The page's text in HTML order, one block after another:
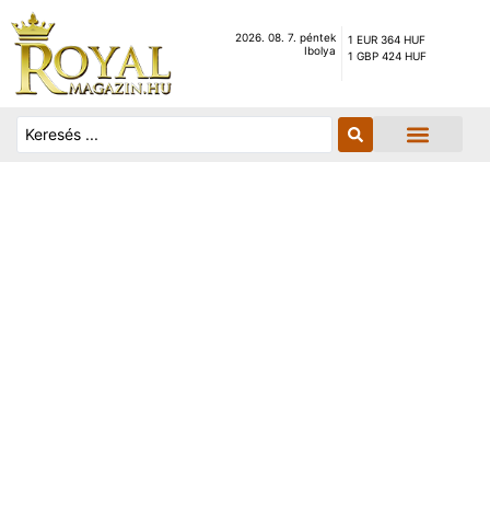
2026. 08. 7. péntek
Ibolya
1 EUR 364 HUF
1 GBP 424 HUF